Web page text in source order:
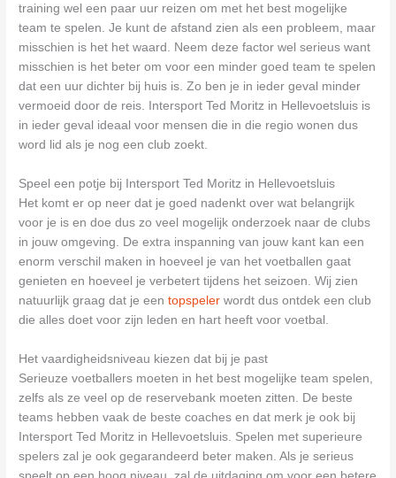
training wel een paar uur reizen om met het best mogelijke
team te spelen. Je kunt de afstand zien als een probleem, maar
misschien is het het waard. Neem deze factor wel serieus want
misschien is het beter om voor een minder goed team te spelen
dat een uur dichter bij huis is. Zo ben je in ieder geval minder
vermoeid door de reis. Intersport Ted Moritz in Hellevoetsluis is
in ieder geval ideaal voor mensen die in die regio wonen dus
word lid als je nog een club zoekt.
Speel een potje bij Intersport Ted Moritz in Hellevoetsluis
Het komt er op neer dat je goed nadenkt over wat belangrijk
voor je is en doe dus zo veel mogelijk onderzoek naar de clubs
in jouw omgeving. De extra inspanning van jouw kant kan een
enorm verschil maken in hoeveel je van het voetballen gaat
genieten en hoeveel je verbetert tijdens het seizoen. Wij zien
natuurlijk graag dat je eentopspeler wordt dus ontdek een club
die alles doet voor zijn leden en hart heeft voor voetbal.
Het vaardigheidsniveau kiezen dat bij je past
Serieuze voetballers moeten in het best mogelijke team spelen,
zelfs als ze veel op de reservebank moeten zitten. De beste
teams hebben vaak de beste coaches en dat merk je ook bij
Intersport Ted Moritz in Hellevoetsluis. Spelen met superieure
spelers zal je ook gegarandeerd beter maken. Als je serieus